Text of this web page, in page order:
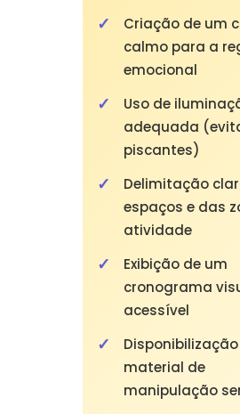
Criação de um
calmo para a
emocional
Uso de
adequada
piscantes)
Delimitação
espaços e das
atividade
Exibição de um
cronograma
acessível
material de
manipulação